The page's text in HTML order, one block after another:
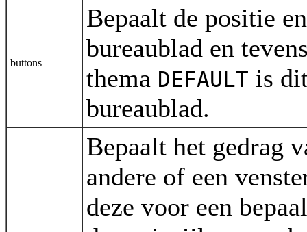
buttons
Bepaalt de positie
bureaublad en
thema DEFAULT is
bureaublad.
Bepaalt het gedrag
andere of een
deze voor een